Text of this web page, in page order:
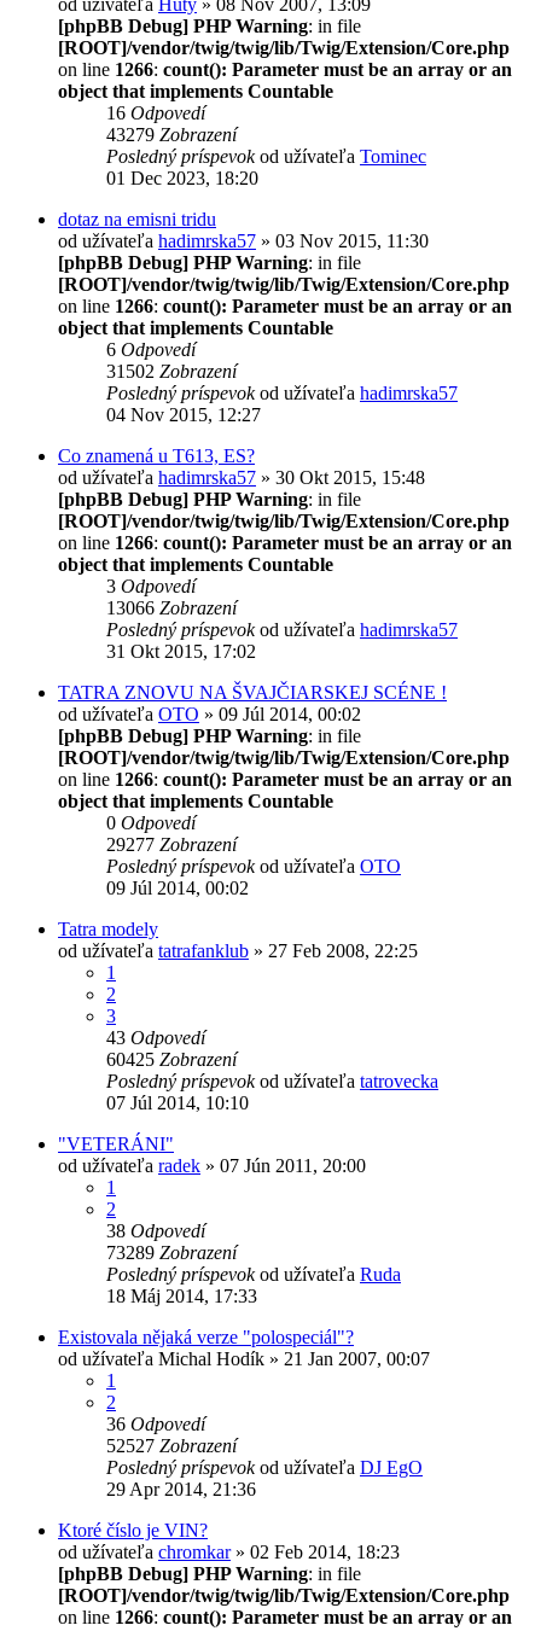
[phpBB Debug] PHP Warning: in file
[ROOT]/vendor/twig/twig/lib/Twig/Extension/Core.php
on line 1266: count(): Parameter must be an array or an
object that implements Countable
16 Odpovedí
43279 Zobrazení
Posledný príspevokod užívateľa Tominec
01 Dec 2023, 18:20
dotaz na emisni tridu
od užívateľa hadimrska57 » 03 Nov 2015, 11:30
[phpBB Debug] PHP Warning: in file
[ROOT]/vendor/twig/twig/lib/Twig/Extension/Core.php
on line 1266: count(): Parameter must be an array or an
object that implements Countable
6 Odpovedí
31502 Zobrazení
Posledný príspevokod užívateľa hadimrska57
04 Nov 2015, 12:27
Co znamená u T613, ES?
od užívateľa hadimrska57 » 30 Okt 2015, 15:48
[phpBB Debug] PHP Warning: in file
[ROOT]/vendor/twig/twig/lib/Twig/Extension/Core.php
on line 1266: count(): Parameter must be an array or an
object that implements Countable
3 Odpovedí
13066 Zobrazení
Posledný príspevokod užívateľa hadimrska57
31 Okt 2015, 17:02
TATRA ZNOVU NA ŠVAJČIARSKEJ SCÉNE !
od užívateľa OTO » 09 Júl 2014, 00:02
[phpBB Debug] PHP Warning: in file
[ROOT]/vendor/twig/twig/lib/Twig/Extension/Core.php
on line 1266: count(): Parameter must be an array or an
object that implements Countable
0 Odpovedí
29277 Zobrazení
Posledný príspevokod užívateľa OTO
09 Júl 2014, 00:02
Tatra modely
od užívateľa tatrafanklub » 27 Feb 2008, 22:25
1
2
3
43 Odpovedí
60425 Zobrazení
Posledný príspevokod užívateľa tatrovecka
07 Júl 2014, 10:10
"VETERÁNI"
od užívateľa radek » 07 Jún 2011, 20:00
1
2
38 Odpovedí
73289 Zobrazení
Posledný príspevokod užívateľa Ruda
18 Máj 2014, 17:33
Existovala nějaká verze "polospeciál"?
od užívateľa Michal Hodík » 21 Jan 2007, 00:07
1
2
36 Odpovedí
52527 Zobrazení
Posledný príspevokod užívateľa DJ EgO
29 Apr 2014, 21:36
Ktoré číslo je VIN?
od užívateľa chromkar» 02 Feb 2014, 18:23
[phpBB Debug] PHP Warning: in file
[ROOT]/vendor/twig/twig/lib/Twig/Extension/Core.php
on line 1266: count(): Parameter must be an array or an